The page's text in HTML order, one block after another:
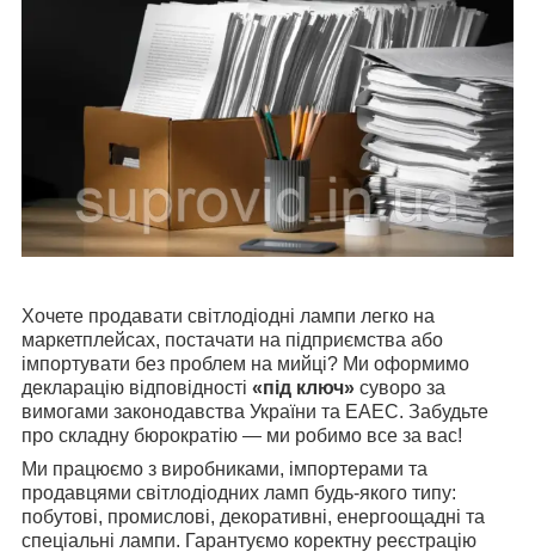
Хочете продавати світлодіодні лампи легко на
маркетплейсах, постачати на підприємства або
імпортувати без проблем на мийці? Ми оформимо
декларацію відповідності «під ключ» суворо за
вимогами законодавства України та ЕАЕС. Забудьте
про складну бюрократію — ми робимо все за вас!
Ми працюємо з виробниками, імпортерами та
продавцями світлодіодних ламп будь-якого типу:
побутові, промислові, декоративні, енергоощадні та
спеціальні лампи. Гарантуємо коректну реєстрацію